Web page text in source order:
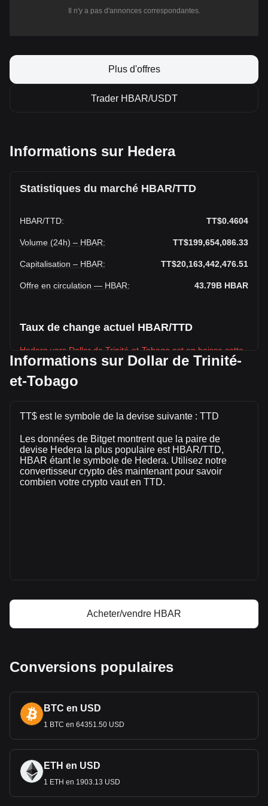
Il n'y a pas d'annonces correspondantes.
Plus d'offres
Trader HBAR/USDT
Informations sur Hedera
Statistiques du marché HBAR/TTD
HBAR/TTD: TT$0.4604
Volume (24h) – HBAR: TT$199,654,086.33
Capitalisation – HBAR: TT$20,163,442,476.51
Offre en circulation — HBAR: 43.79B HBAR
Taux de change actuel HBAR/TTD
Hedera vers Dollar de Trinité-et-Tobago est en baisse cette
semaine.
Le prix du marché de Hedera est actuellement de
circulation de 43,791,098,000 HBAR. Le volume de trading
cours des dernières 24 heures. Lors du dernier jour de
trading, le volume de trading de HBAR était de
TT$209,190,670.62.
Informations sur Dollar de Trinité-
et-Tobago
TT$ est le symbole de la devise suivante : TTD
Les données de Bitget montrent que la paire de
devise Hedera la plus populaire est HBAR/TTD,
HBAR étant le symbole de Hedera. Utilisez notre
convertisseur crypto dès maintenant pour savoir
combien votre crypto vaut en TTD.
Acheter/vendre HBAR
Conversions populaires
BTC en USD
1 BTC en 64351.50 USD
ETH en USD
1 ETH en 1903.13 USD